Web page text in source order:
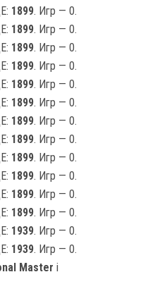
1899. Игр — 0.
1899. Игр — 0.
1899. Игр — 0.
1899. Игр — 0.
1899. Игр — 0.
1899. Игр — 0.
1899. Игр — 0.
1899. Игр — 0.
1899. Игр — 0.
1899. Игр — 0.
1899. Игр — 0.
1899. Игр — 0.
1939. Игр — 0.
1939. Игр — 0.
Master i